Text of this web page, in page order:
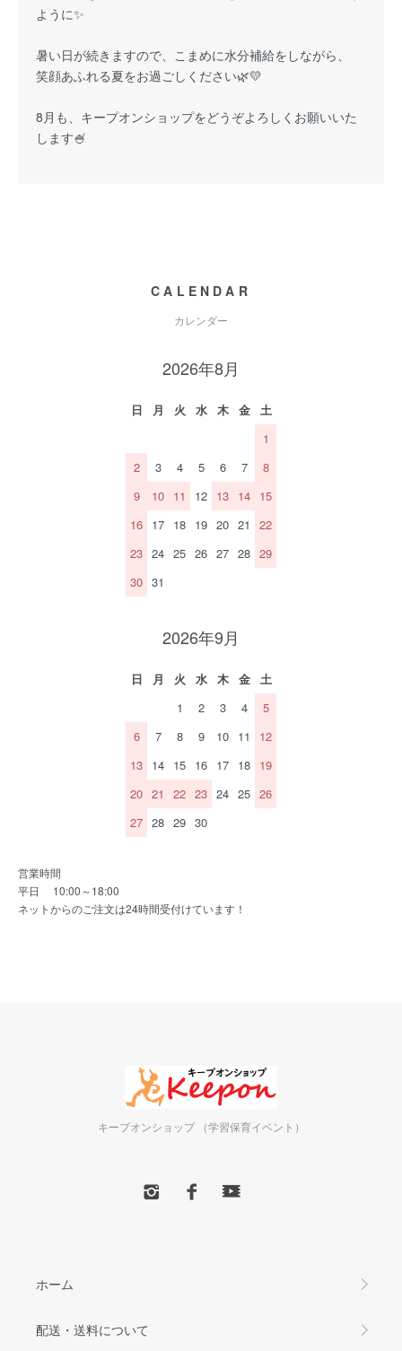
ように✨
暑い日が続きますので、こまめに水分補給をしながら、
笑顔あふれる夏をお過ごしください🌿💛
8月も、キープオンショップをどうぞよろしくお願いいた
します🍧
CALENDAR
カレンダー
2026年8月
日 月 火 水 木 金
土
1
2
3 4 5 6 7
8
9
10 11 12 13 14 15
16 17 18 19 20 21
22
23 24 25 26 27 28 29
30 31
2026年9月
日 月 火 水 木 金
土
1
2 3 4
5
6
7 8 9 10 11
12
13 14 15 16 17 18 19
20 21 22 23 24 25 26
27 28 29 30
営業時間
平日 10:00～18:00
ネットからのご注文は24時間受付けています！
キープオンショップ （学習保育イベント）
ホーム
配送・送料について